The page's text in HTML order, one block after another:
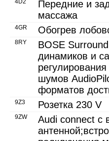
4D2
Передние и
массажа
4GR Обогрев
8RY
BOSE
динамиков и
шумов
форматов
9Z3 Розетка 230 V
9ZW
Audi connect с